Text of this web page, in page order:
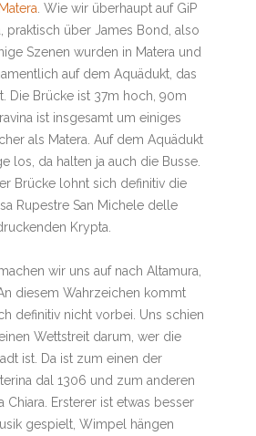
Matera . Wie wir überhaupt auf GiP
praktisch über James Bond, also
Szenen wurden in Matera und
auf dem Aquädukt, das
Die Brücke ist 37m hoch, 90m
ist insgesamt um einiges
als Matera. Auf dem Aquädukt
los, da halten ja auch die Busse.
Brücke lohnt sich definitiv die
Rupestre San Michele delle
Krypta.
wir uns auf nach Altamura,
diesem Wahrzeichen kommt
definitiv nicht vorbei. Uns schien
Wettstreit darum, wer die
ist. Da ist zum einen der
dal 1306 und zum anderen
Chiara. Ersterer ist etwas besser
gespielt, Wimpel hängen